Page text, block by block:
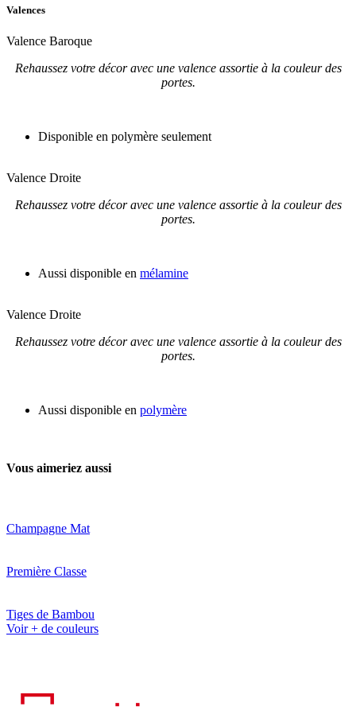
Valences
Valence Baroque
Rehaussez votre décor avec une valence assortie à la couleur des
portes.
Disponible en polymère seulement
Valence Droite
Rehaussez votre décor avec une valence assortie à la couleur des
portes.
Aussi disponible en mélamine
Valence Droite
Rehaussez votre décor avec une valence assortie à la couleur des
portes.
Aussi disponible en polymère
Vous aimeriez aussi
Champagne Mat
Première Classe
Tiges de Bambou
Voir + de couleurs